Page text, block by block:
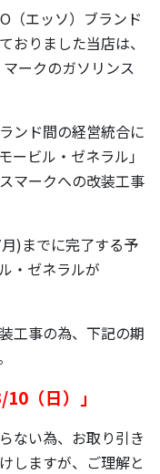
（エッソ）ブランド
おりました当店は、
ークのガソリンス
ンド間の経営統合に
ービル・ゼネラル」
マークへの改装工事
)までに完了する予
・ゼネラルが
工事の為、下記の期
（日）」
ない為、お取り引き
しますが、ご理解と